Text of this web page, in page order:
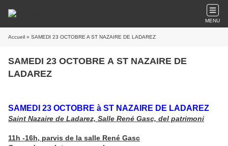
MENU
Accueil » SAMEDI 23 OCTOBRE A ST NAZAIRE DE LADAREZ
SAMEDI 23 OCTOBRE A ST NAZAIRE DE
LADAREZ
SAMEDI 23 OCTOBRE à ST NAZAIRE DE LADAREZ
Saint Nazaire de Ladarez, Salle René Gasc, del patrimoni
11h -16h, parvis de la salle René Gasc